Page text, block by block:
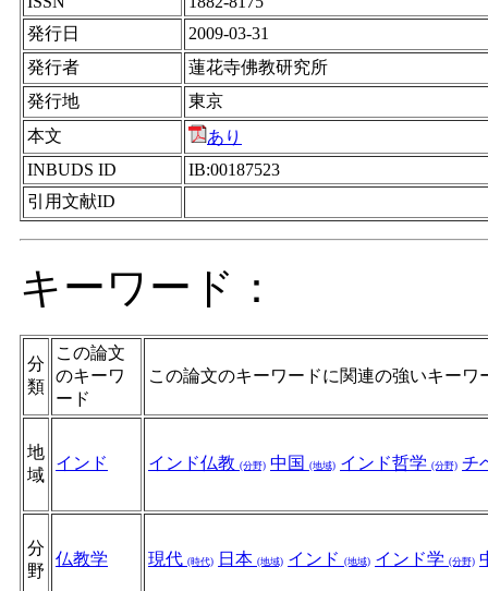
発行日
2009-03-31
発行者
蓮花寺佛教研究所
発行地
東京
本文
あり
INBUDS ID
IB:00187523
引用文献ID
キーワード：
分
類
この論文
のキーワ
ード
この論文のキーワードに関連の強いキーワ
地
域
インド インド仏教 (分野) 中国 (地域) インド哲学 (分野) チ
分
野
仏教学 現代 (時代) 日本 (地域) インド (地域) インド学 (分野)